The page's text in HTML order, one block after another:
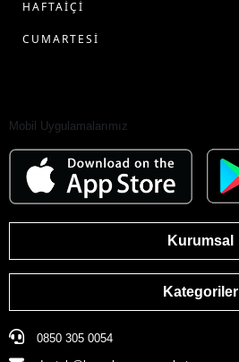
HAFTAİÇİ
CUMARTESİ
Mobil Uygulamalarımız
Kurumsal
Kategoriler
0850 305 0054